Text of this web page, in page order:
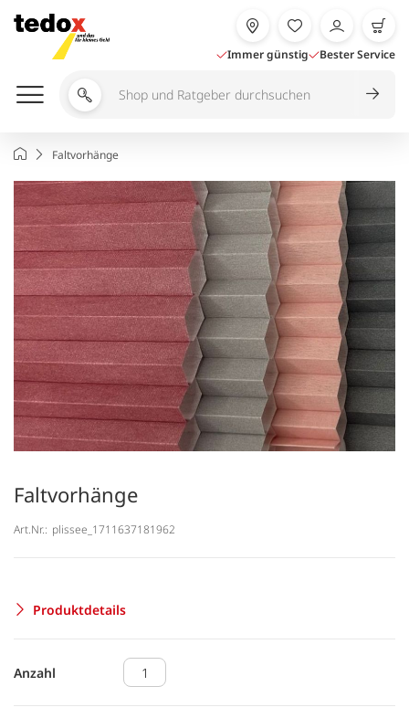
Inhalt
springen
Immer günstig Bester Service
Shop
durchsuchen
StartseiteFaltvorhänge
Faltvorhänge
Art.Nr.: plissee_1711637181962
Produktdetails
Anzahl